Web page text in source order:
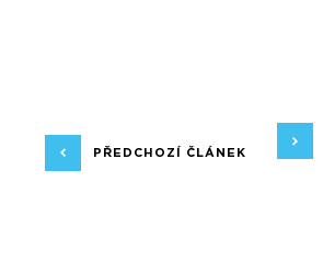
PŘEDCHOZÍ ČLÁNEK